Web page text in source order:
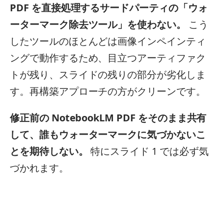
PDF を直接処理するサードパーティの「ウォ
ーターマーク除去ツール」を使わない。
こう
したツールのほとんどは画像インペインティ
ングで動作するため、目立つアーティファク
トが残り、スライドの残りの部分が劣化しま
す。再構築アプローチの方がクリーンです。
修正前の NotebookLM PDF をそのまま共有
して、誰もウォーターマークに気づかないこ
とを期待しない。 特にスライド 1 では必ず気
づかれます。